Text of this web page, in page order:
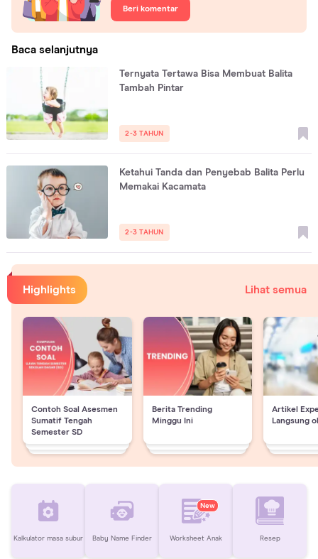
Beri komentar
Baca selanjutnya
Ternyata Tertawa Bisa Membuat Balita
Tambah Pintar
2-3 TAHUN
Ketahui Tanda dan Penyebab Balita Perlu
Memakai Kacamata
2-3 TAHUN
Highlights Lihat semua
Contoh Soal Asesmen
Sumatif Tengah
Semester SD
Berita Trending
Minggu Ini
Artikel
Langsung
Kalkulator masa subur Baby Name Finder
New
Worksheet Anak Resep